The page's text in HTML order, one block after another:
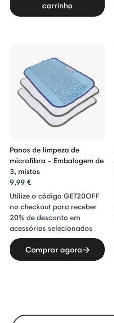
carrinho
Panos de limpeza de
microfibra – Embalagem de
3, mistos
9,99 €
Utilize o código GET20OFF
no checkout para receber
20% de desconto em
acessórios selecionados
Comprar agora